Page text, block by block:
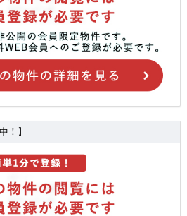
！】